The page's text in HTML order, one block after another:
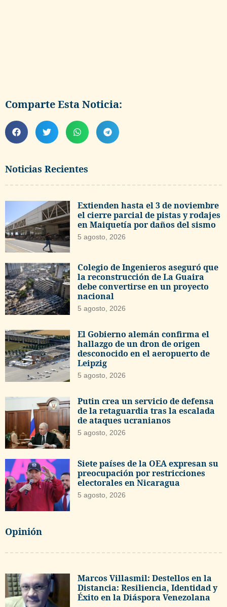
Noticias Recientes
Extienden hasta el 3 de noviembre
el cierre parcial de pistas y rodajes
en Maiquetía por daños del sismo
5 agosto, 2026
Colegio de Ingenieros aseguró que
la reconstrucción de La Guaira
debe convertirse en un proyecto
nacional
5 agosto, 2026
El Gobierno alemán confirma el
hallazgo de un dron de origen
desconocido en el aeropuerto de
Leipzig
5 agosto, 2026
Putin crea un servicio de defensa
de la retaguardia tras la escalada
de ataques ucranianos
5 agosto, 2026
Siete países de la OEA expresan su
preocupación por restricciones
electorales en Nicaragua
5 agosto, 2026
Opinión
Marcos Villasmil: Destellos en la
Distancia: Resiliencia, Identidad y
Éxito en la Diáspora Venezolana
Comparte Esta Noticia: